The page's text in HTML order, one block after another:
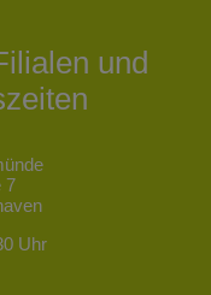
und
7
Uhr